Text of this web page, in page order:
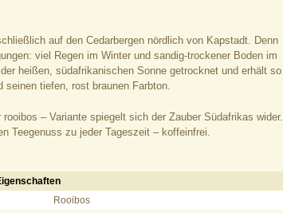
auf den Cedarbergen nördlich von Kapstadt. Denn
viel Regen im Winter und sandig-trockener Boden im
heißen, südafrikanischen Sonne getrocknet und erhält so
seinen tiefen, rost braunen Farbton.
– Variante spiegelt sich der Zauber Südafrikas wider.
Teegenuss zu jeder Tageszeit – koffeinfrei.
Rooibos